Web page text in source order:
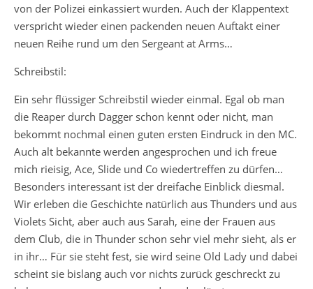
von der Polizei einkassiert wurden. Auch der Klappentext
verspricht wieder einen packenden neuen Auftakt einer
neuen Reihe rund um den Sergeant at Arms…
Schreibstil:
Ein sehr flüssiger Schreibstil wieder einmal. Egal ob man
die Reaper durch Dagger schon kennt oder nicht, man
bekommt nochmal einen guten ersten Eindruck in den MC.
Auch alt bekannte werden angesprochen und ich freue
mich rieisig, Ace, Slide und Co wiedertreffen zu dürfen…
Besonders interessant ist der dreifache Einblick diesmal.
Wir erleben die Geschichte natürlich aus Thunders und aus
Violets Sicht, aber auch aus Sarah, eine der Frauen aus
dem Club, die in Thunder schon sehr viel mehr sieht, als er
in ihr… Für sie steht fest, sie wird seine Old Lady und dabei
scheint sie bislang auch vor nichts zurück geschreckt zu